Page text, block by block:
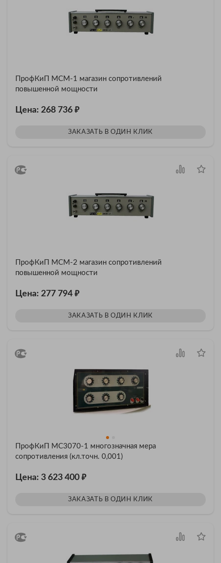
ПрофКиП МСМ-1 магазин сопротивлений
повышенной мощности
Цена: 268 736 ₽
ЗАКАЗАТЬ В ОДИН КЛИК
ПрофКиП МСМ-2 магазин сопротивлений
повышенной мощности
Цена: 277 794 ₽
ЗАКАЗАТЬ В ОДИН КЛИК
ПрофКиП МС3070-1 многозначная мера
сопротивления (кл.точн. 0,001)
Цена: 3 623 400 ₽
ЗАКАЗАТЬ В ОДИН КЛИК